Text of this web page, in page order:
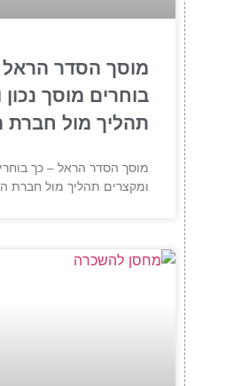
מוסך הסדר הראל
בוחרים מוסך
תהליך מול חברת
מוסך הסדר הראל – כך
ומקצרים תהליך מול חברת